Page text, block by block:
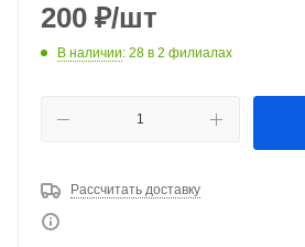
200 ₽/шт
В наличии: 28 в 2 филиалах
Рассчитать доставку